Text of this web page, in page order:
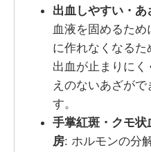
出血しやすい・
血液を固めるた
に作れなくなる
出血が止まりに
えのないあざが
す。
手掌紅斑・クモ
房: ホルモンの分